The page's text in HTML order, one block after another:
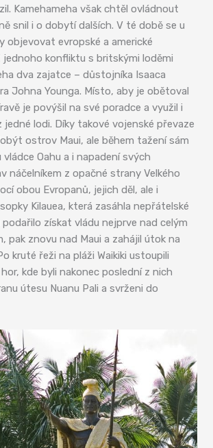
Kamehameha však chtěl ovládnout
snil i o dobytí dalších. V té době se u
objevovat evropské a americké
jednoho konfliktu s britskými loděmi
dva zajatce – důstojníka Isaaca
Johna Younga. Místo, aby je obětoval
je povýšil na své poradce a využil i
jedné lodi. Díky takové vojenské převaze
ostrov Maui, ale během tažení sám
Oahu a i napadení svých
náčelníkem z opačné strany Velkého
obou Evropanů, jejich děl, ale i
Kilauea, která zasáhla nepřátelské
získat vládu nejprve nad celým
pak znovu nad Maui a zahájil útok na
kruté řeži na pláži Waikiki ustoupili
kde byli nakonec poslední z nich
útesu Nuanu Pali a svrženi do